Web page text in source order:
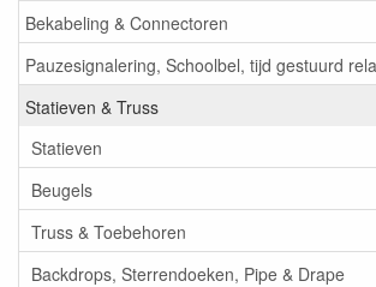
Bekabeling & Connectoren
Pauzesignalering, Schoolbel, tijd gestuurd
Statieven & Truss
Statieven
Beugels
Truss & Toebehoren
Backdrops, Sterrendoeken, Pipe & Drape